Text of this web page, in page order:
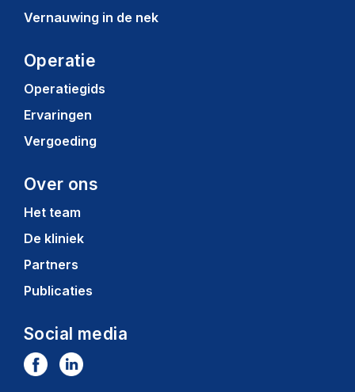
Vernauwing in de nek
Operatie
Operatiegids
Ervaringen
Vergoeding
Over ons
Het team
De kliniek
Partners
Publicaties
Social media